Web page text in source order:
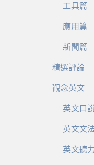
工具篇
應用篇
新聞篇
精選評論
觀念英文
英文口
英文文
英文聽